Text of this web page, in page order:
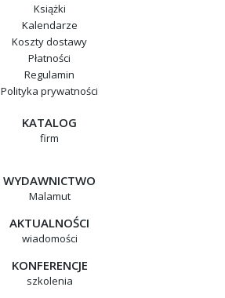
Książki
Kalendarze
Koszty dostawy
Płatności
Regulamin
Polityka prywatności
KATALOG
firm
WYDAWNICTWO
Malamut
AKTUALNOŚCI
wiadomości
KONFERENCJE
szkolenia